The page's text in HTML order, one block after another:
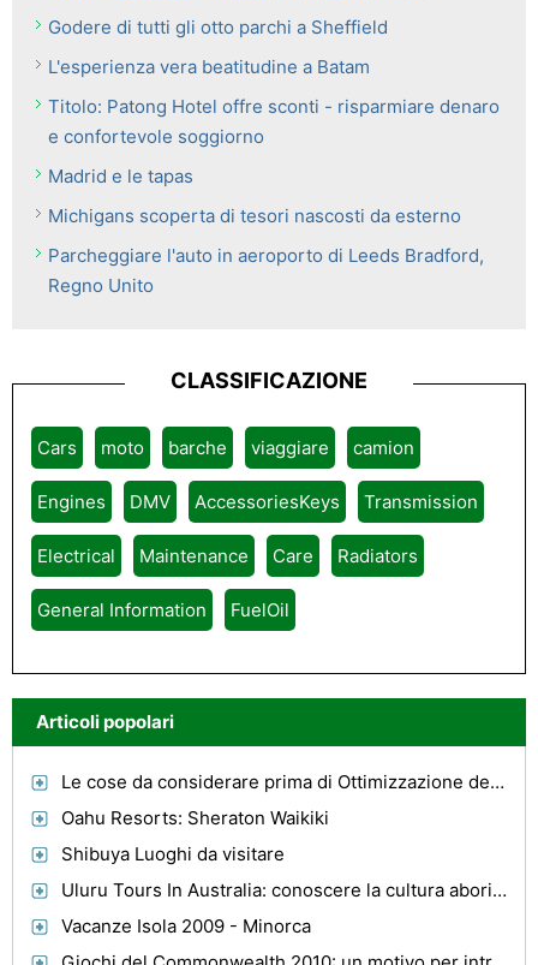
Godere di tutti gli otto parchi a Sheffield
L'esperienza vera beatitudine a Batam
Titolo: Patong Hotel offre sconti - risparmiare denaro
e confortevole soggiorno
Madrid e le tapas
Michigans scoperta di tesori nascosti da esterno
Parcheggiare l'auto in aeroporto di Leeds Bradford,
Regno Unito
CLASSIFICAZIONE
Cars moto barche viaggiare camion
Engines DMV AccessoriesKeys Transmission
Electrical Maintenance Care Radiators
General Information FuelOil
Articoli popolari
Le cose da considerare prima di Ottimizzazione del motore di
Oahu Resorts: Sheraton Waikiki
Shibuya Luoghi da visitare
Uluru Tours In Australia: conoscere la cultura aborigena
Vacanze Isola 2009 - Minorca